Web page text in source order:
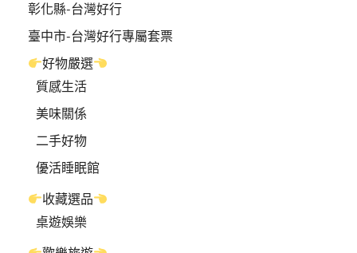
彰化縣-台灣好行
臺中市-台灣好行專屬套票
好物嚴選
質感生活
美味關係
二手好物
優活睡眠館
收藏選品
桌遊娛樂